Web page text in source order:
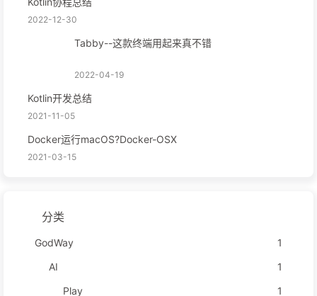
2022-12-30
Tabby--这款终端用起来真不错
2022-04-19
Kotlin开发总结
2021-11-05
Docker运行macOS?Docker-OSX
2021-03-15
分类
GodWay
1
AI
1
Play
1